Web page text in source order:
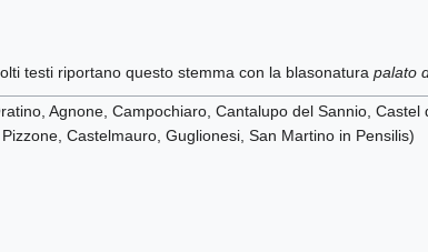
testi riportano questo stemma con la blasonatura palato
Agnone, Campochiaro, Cantalupo del Sannio, Castel
Castelmauro, Guglionesi, San Martino in Pensilis)